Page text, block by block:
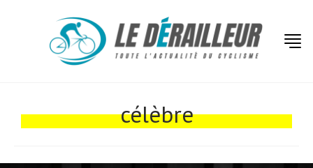
célèbre
Tests de produits